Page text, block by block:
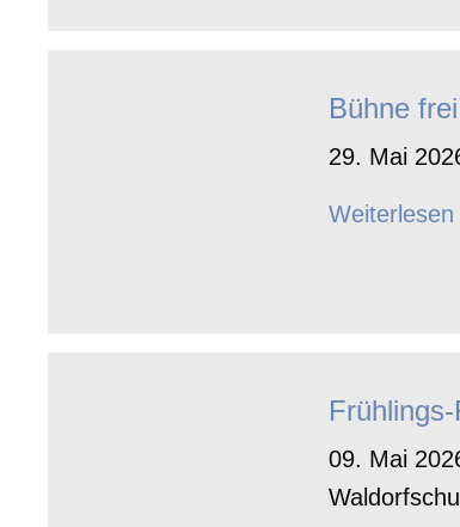
Bühne frei
29. Mai
Weiterlesen
09. Mai